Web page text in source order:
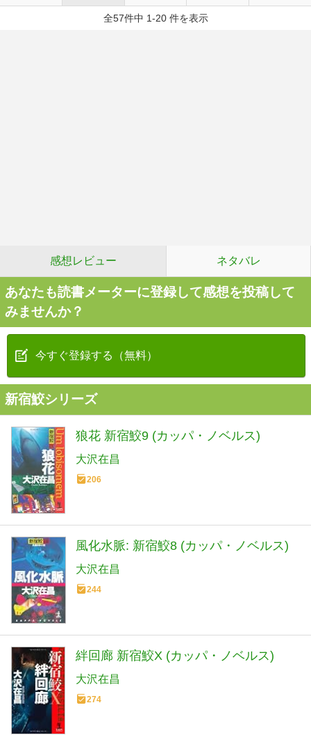
全57件中 1-20 件を表示
感想レビュー ネタバレ
あなたも読書メーターに登録して感想を投稿して
みませんか？
今すぐ登録する（無料）
新宿鮫シリーズ
狼花 新宿鮫9 (カッパ・ノベルス)
大沢在昌
206
風化水脈: 新宿鮫8 (カッパ・ノベルス)
大沢在昌
244
絆回廊 新宿鮫X (カッパ・ノベルス)
大沢在昌
274